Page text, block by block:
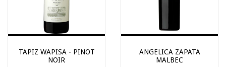
TAPIZ WAPISA - PINOT
NOIR
ANGELICA ZAPATA
MALBEC